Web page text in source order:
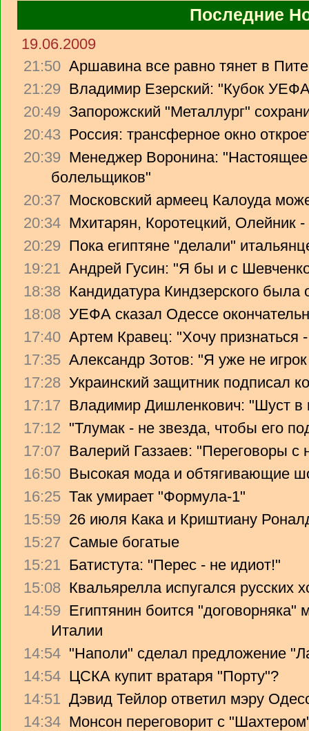
Последние
19.06.2009
21:50 Аршавина все равно тянет в
21:29 Владимир Езерский: "Кубок
20:49 Запорожский "Металлург"
20:43 Россия: трансферное окно
20:39 Менеджер Воронина: "Настоящее
болельщиков"
20:37 Московский армеец Калоуда
20:34 Мхитарян, Коротецкий, Олейник -
20:29 Пока египтяне "делали"
19:21 Андрей Гусин: "Я бы и с
18:38 Кандидатура Киндзерского была
18:08 УЕФА сказал Одессе
17:40 Артем Кравец: "Хочу признаться
17:35 Александр Зотов: "Я уже не
17:28 Украинский защитник подписал
17:17 Владимир Дишленкович: "Шуст в
17:12 "Тлумак - не звезда, чтобы его
17:07 Валерий Газзаев: "Переговоры с
16:50 Высокая мода и обтягивающие
16:25 Так умирает "Формула-1"
15:59 26 июля Кака и Криштиану
15:27 Самые богатые
15:21 Батистута: "Перес - не идиот!"
15:08 Квальярелла испугался русских
14:59 Египтянин боится
Италии
14:54 "Наполи" сделал предложение
14:54 ЦСКА купит вратаря "Порту"?
14:51 Дэвид Тейлор ответил мэру
14:34 Монсон переговорит с